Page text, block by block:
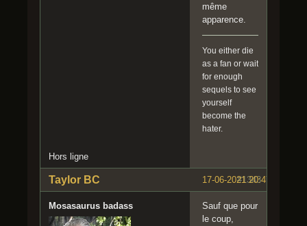
même
apparence.
You either die
as a fan or wait
for enough
sequels to see
yourself
become the
hater.
Hors ligne
#1343
17-06-2021 20:47:24
Taylor BC
Mosasaurus badass
Sauf que pour
le coup,